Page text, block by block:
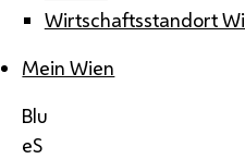
Wirtschaftsstandort
Mein Wien
Blu
eS